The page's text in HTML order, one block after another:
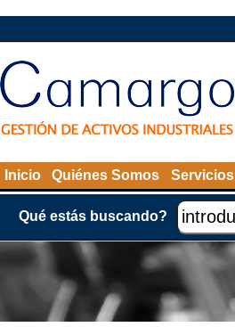
Inicio Quiénes Somos Servicios
Qué estás buscando?